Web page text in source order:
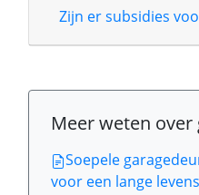
Zijn er subsidies
Meer weten over
Soepele
voor een lange